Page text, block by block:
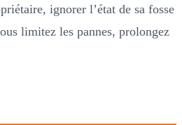
ignorer l’état de sa fosse
limitez les pannes, prolongez